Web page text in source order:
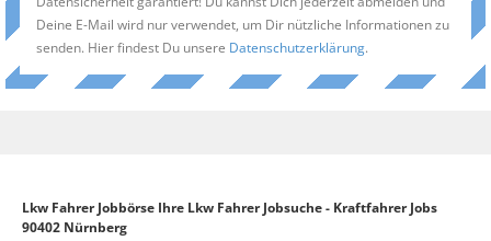
Deine E-Mail wird nur verwendet, um Dir nützliche Informationen zu
senden. Hier findest Du unsere Datenschutzerklärung.
Lkw Fahrer Jobbörse Ihre Lkw Fahrer Jobsuche - Kraftfahrer Jobs
90402 Nürnberg